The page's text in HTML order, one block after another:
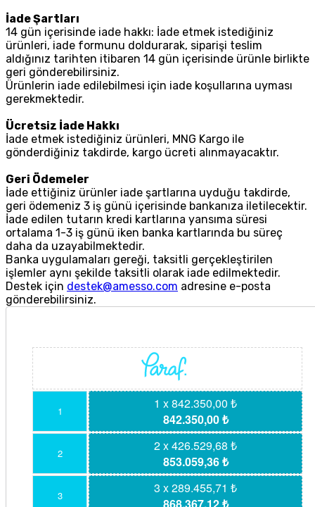
İade Şartları
14 gün içerisinde iade hakkı: İade etmek istediğiniz
ürünleri, iade formunu doldurarak, siparişi teslim
aldığınız tarihten itibaren 14 gün içerisinde ürünle birlikte
geri gönderebilirsiniz.
Ürünlerin iade edilebilmesi için iade koşullarına uyması
gerekmektedir.
Ücretsiz İade Hakkı
İade etmek istediğiniz ürünleri, MNG Kargo ile
gönderdiğiniz takdirde, kargo ücreti alınmayacaktır.
Geri Ödemeler
İade ettiğiniz ürünler iade şartlarına uyduğu takdirde,
geri ödemeniz 3 iş günü içerisinde bankanıza iletilecektir.
İade edilen tutarın kredi kartlarına yansıma süresi
ortalama 1-3 iş günü iken banka kartlarında bu süreç
daha da uzayabilmektedir.
Banka uygulamaları gereği, taksitli gerçekleştirilen
işlemler aynı şekilde taksitli olarak iade edilmektedir.
Destek için destek@amesso.com adresine e-posta
gönderebilirsiniz.
1
1 x 842.350,00 ₺
842.350,00 ₺
2
2 x 426.529,68 ₺
853.059,36 ₺
3
3 x 289.455,71 ₺